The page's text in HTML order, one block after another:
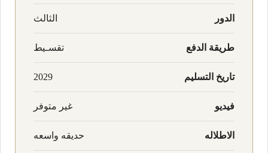
الدور الثالث
طريقة الدفع تقسـيط
تاريخ التسليم 2029
فيديو غير متوفر
الاطلاله حديقه واسعه